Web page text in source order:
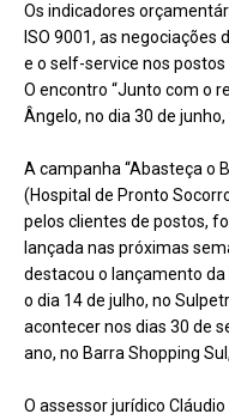
Os indicadores
ISO 9001, as negociações
e o self-service nos
O encontro “Junto com o
Ângelo, no dia 30 de
A campanha “Abasteça o
(Hospital de Pronto
pelos clientes de postos,
lançada nas próximas
destacou o lançamento
o dia 14 de julho, no
acontecer nos dias 30 de
ano, no Barra Shopping
O assessor jurídico